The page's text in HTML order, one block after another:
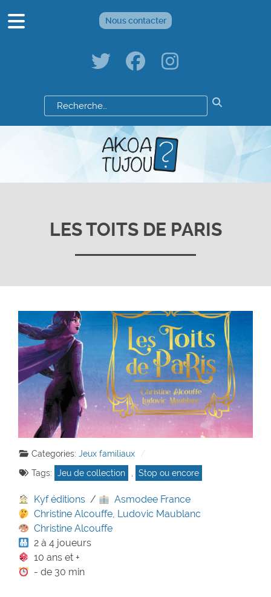
Nous contacter
Résultats
de
votre
recherche
:
LES TOITS DE PARIS
Categories: Jeux familiaux
Tags:
Jeu de collection , Stop ou encore
Kyf éditions /
Asmodee France
Christine Alcouffe, Ludovic Maublanc
Christine Alcouffe
2 à 4 joueurs
10 ans et +
- de 30 min